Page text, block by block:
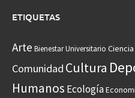
ETIQUETAS
Arte Bienestar Universitario Ciencia
Comunidad Cultura
Humanos Ecología